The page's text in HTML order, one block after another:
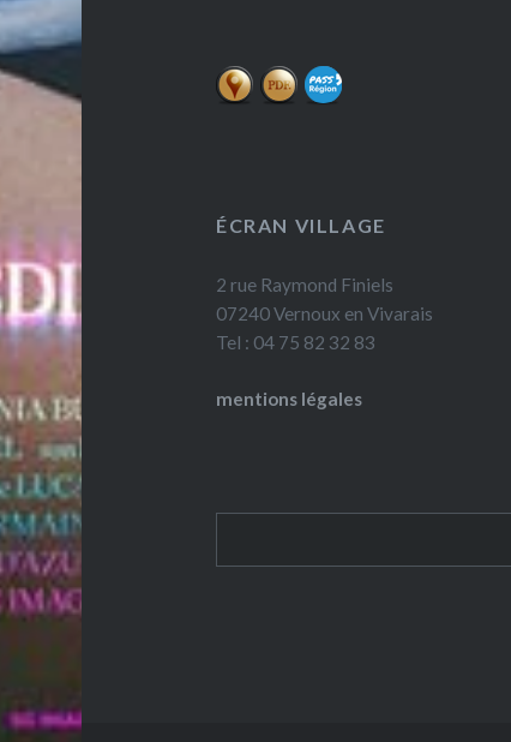
ÉCRAN VILLAGE
2 rue Raymond Finiels
07240 Vernoux en Vivarais
Tel : 04 75 82 32 83
mentions légales